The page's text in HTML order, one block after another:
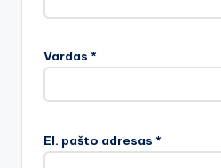
Vardas *
El. pašto adresas *